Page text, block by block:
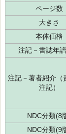
ページ数
大きさ
本体価格
注記－書誌年
注記－著者紹介（
注記）
NDC分類(8
NDC分類(9